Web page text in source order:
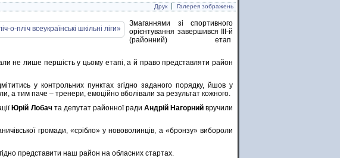
Друк Галерея зображень
Змаганнями зі спортивного
орієнтування завершився ІІІ-й
(районний) етап
не лише першість у цьому етапі, а й право представляти район
у контрольних пунктах згідно заданого порядку, йшов у
а тим паче – тренери, емоційно вболівали за результат кожного.
Юрій Лобачта депутат районної ради Андрій Нагорнийвручили
громади, «срібло» у нововолинців, а «бронзу» вибороли
представити наш район на обласних стартах.